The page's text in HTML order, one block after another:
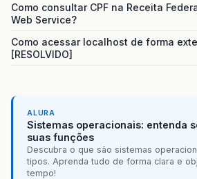
Como consultar CPF na Receita
Web Service?
Como acessar localhost de forma
[RESOLVIDO]
ALURA
Sistemas operacionais: entenda
suas funções
Descubra o que são sistemas
tipos. Aprenda tudo de forma clara e
tempo!